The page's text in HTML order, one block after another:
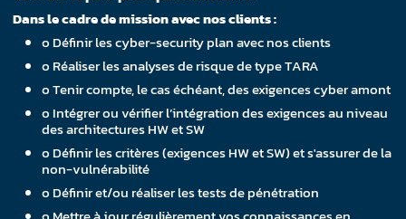
Dans le cadre de mission avec nos clients :
o Définir les cyber-security plan avec nos clients
o Réaliser les analyses de risque de type TARA
o Tenir compte, le cas échéant, des exigences cyber amont
o Intégrer ou vérifier l’intégration des exigences au niveau
des architectures HW et SW
o Définir les critères (exigences HW et SW) et s'assurer de la
non-vulnérabilité
o Définir et/ou réaliser les tests de pénétration